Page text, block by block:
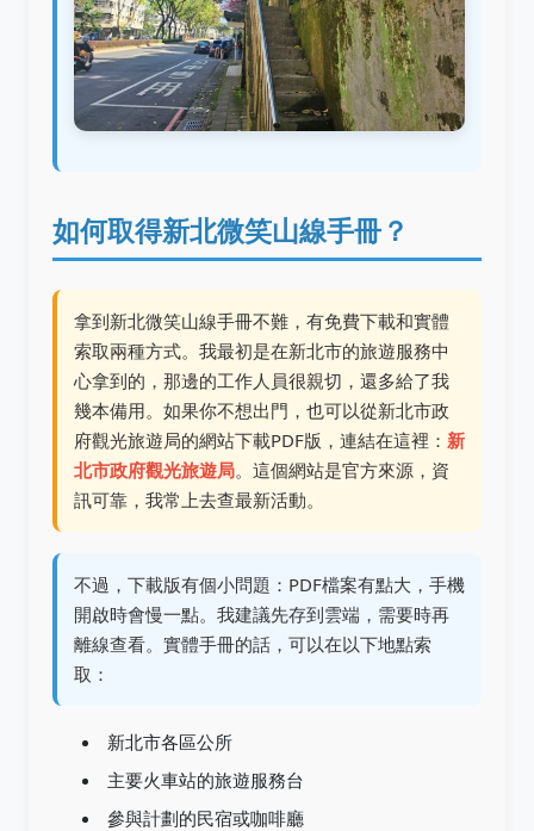
如何取得新北微笑山線手冊？
拿到新北微笑山線手冊不難，有免費下載和實體
索取兩種方式。我最初是在新北市的旅遊服務中
心拿到的，那邊的工作人員很親切，還多給了我
幾本備用。如果你不想出門，也可以從新北市政
府觀光旅遊局的網站下載PDF版，連結在這裡： 新
北市政府觀光旅遊局。這個網站是官方來源，資
訊可靠，我常上去查最新活動。
不過，下載版有個小問題：PDF檔案有點大，手機
開啟時會慢一點。我建議先存到雲端，需要時再
離線查看。實體手冊的話，可以在以下地點索
取：
新北市各區公所
主要火車站的旅遊服務台
參與計劃的民宿或咖啡廳